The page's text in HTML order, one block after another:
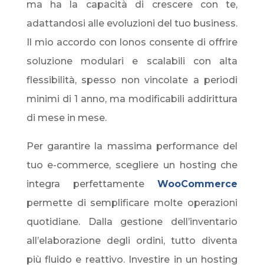
ma ha la capacità di crescere con te,
adattandosi alle evoluzioni del tuo business.
Il mio accordo con Ionos consente di offrire
soluzione modulari e scalabili con alta
flessibilità, spesso non vincolate a periodi
minimi di 1 anno, ma modificabili addirittura
di mese in mese.
Per garantire la massima performance del
tuo e-commerce, scegliere un hosting che
integra perfettamenteWooCommerce
permette di semplificare molte operazioni
quotidiane. Dalla gestione dell’inventario
all’elaborazione degli ordini, tutto diventa
più fluido e reattivo. Investire in un hosting